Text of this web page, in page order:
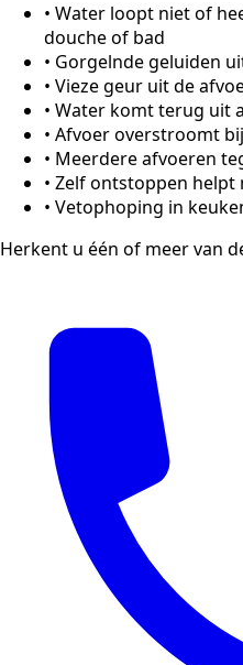
• Water loopt niet of
douche of bad
• Gorgelnde geluiden
• Vieze geur uit de
• Water komt terug uit
• Afvoer overstroomt
• Meerdere afvoeren
• Zelf ontstoppen
• Vetophoping in
Herkent u één of meer van